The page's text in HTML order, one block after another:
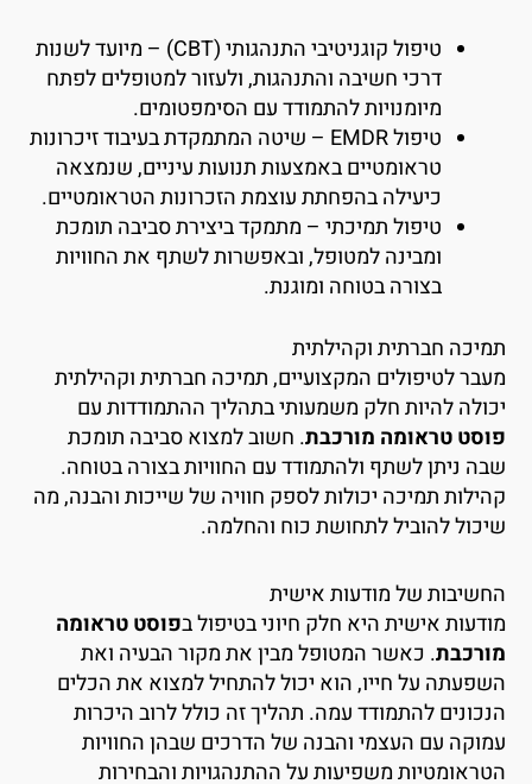
טיפול קוגניטיבי התנהגותי (CBT) – מיועד לשנות
דרכי חשיבה והתנהגות, ולעזור למטופלים לפתח
מיומנויות להתמודד עם הסימפטומים.
טיפול EMDR – שיטה המתמקדת בעיבוד זיכרונות
טראומטיים באמצעות תנועות עיניים, שנמצאה
כיעילה בהפחתת עוצמת הזכרונות הטראומטיים.
טיפול תמיכתי – מתמקד ביצירת סביבה תומכת
ומבינה למטופל, ובאפשרות לשתף את החוויות
בצורה בטוחה ומוגנת.
חברתית וקהילתית
לטיפולים המקצועיים, תמיכה חברתית וקהילתית
להיות חלק משמעותי בתהליך ההתמודדות עם
טראומה מורכבת. חשוב למצוא סביבה תומכת
ניתן לשתף ולהתמודד עם החוויות בצורה בטוחה.
תמיכה יכולות לספק חוויה של שייכות והבנה, מה
להוביל לתחושת כוח והחלמה.
של מודעות אישית
אישית היא חלק חיוני בטיפול בפוסט טראומה
. כאשר המטופל מבין את מקור הבעיה ואת
על חייו, הוא יכול להתחיל למצוא את הכלים
להתמודד עמה. תהליך זה כולל לרוב היכרות
עם העצמי והבנה של הדרכים שבהן החוויות
משפיעות על ההתנהגויות והבחירות